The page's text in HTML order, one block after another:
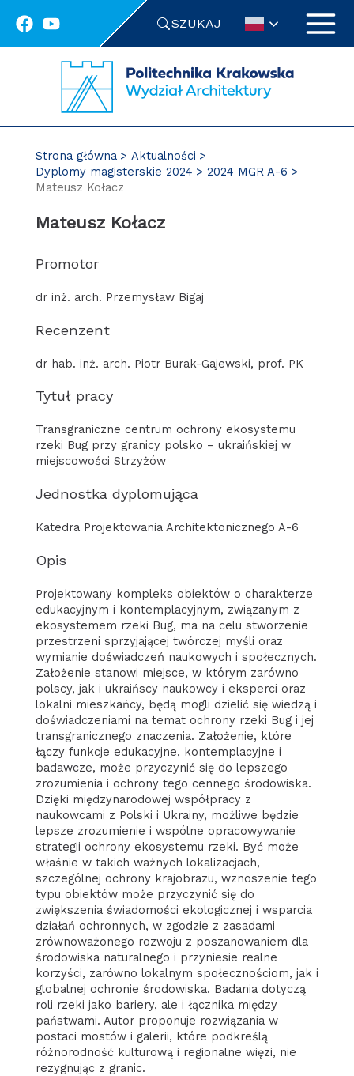
SZUKAJ
Strona główna
Aktualności
Dyplomy magisterskie 2024
2024 MGR A-6
Mateusz Kołacz
Mateusz Kołacz
Promotor
dr inż. arch. Przemysław Bigaj
Recenzent
dr hab. inż. arch. Piotr Burak-Gajewski, prof. PK
Tytuł pracy
Transgraniczne centrum ochrony ekosystemu
rzeki Bug przy granicy polsko – ukraińskiej w
miejscowości Strzyżów
Jednostka dyplomująca
Katedra Projektowania Architektonicznego A-6
Opis
Projektowany kompleks obiektów o charakterze
edukacyjnym i kontemplacyjnym, związanym z
ekosystemem rzeki Bug, ma na celu stworzenie
przestrzeni sprzyjającej twórczej myśli oraz
wymianie doświadczeń naukowych i społecznych.
Założenie stanowi miejsce, w którym zarówno
polscy, jak i ukraińscy naukowcy i eksperci oraz
lokalni mieszkańcy, będą mogli dzielić się wiedzą i
doświadczeniami na temat ochrony rzeki Bug i jej
transgranicznego znaczenia. Założenie, które
łączy funkcje edukacyjne, kontemplacyjne i
badawcze, może przyczynić się do lepszego
zrozumienia i ochrony tego cennego środowiska.
Dzięki międzynarodowej współpracy z
naukowcami z Polski i Ukrainy, możliwe będzie
lepsze zrozumienie i wspólne opracowywanie
strategii ochrony ekosystemu rzeki. Być może
właśnie w takich ważnych lokalizacjach,
szczególnej ochrony krajobrazu, wznoszenie tego
typu obiektów może przyczynić się do
zwiększenia świadomości ekologicznej i wsparcia
działań ochronnych, w zgodzie z zasadami
zrównoważonego rozwoju z poszanowaniem dla
środowiska naturalnego i przyniesie realne
korzyści, zarówno lokalnym społecznościom, jak i
globalnej ochronie środowiska. Badania dotyczą
roli rzeki jako bariery, ale i łącznika między
państwami. Autor proponuje rozwiązania w
postaci mostów i galerii, które podkreślą
różnorodność kulturową i regionalne więzi, nie
rezygnując z granic.